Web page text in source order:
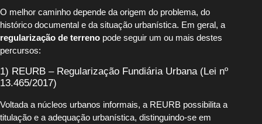
O melhor caminho depende da origem do problema, do
histórico documental e da situação urbanística. Em geral, a
regularização de terreno pode seguir um ou mais destes
percursos:
1) REURB – Regularização Fundiária Urbana (Lei nº
13.465/2017)
Voltada a núcleos urbanos informais, a REURB possibilita a
titulação e a adequação urbanística, distinguindo-se em